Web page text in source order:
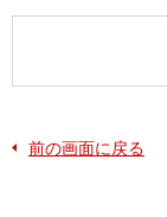
前の画面に戻る